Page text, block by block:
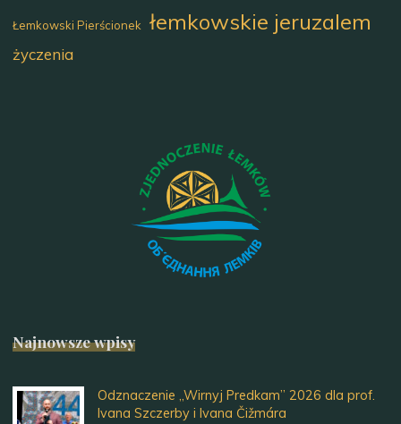
Łemkowski Pierścionek łemkowskie jeruzalem
życzenia
Najnowsze wpisy
Odznaczenie „Wirnyj Predkam” 2026 dla prof.
Ivana Szczerby i Ivana Čižmára